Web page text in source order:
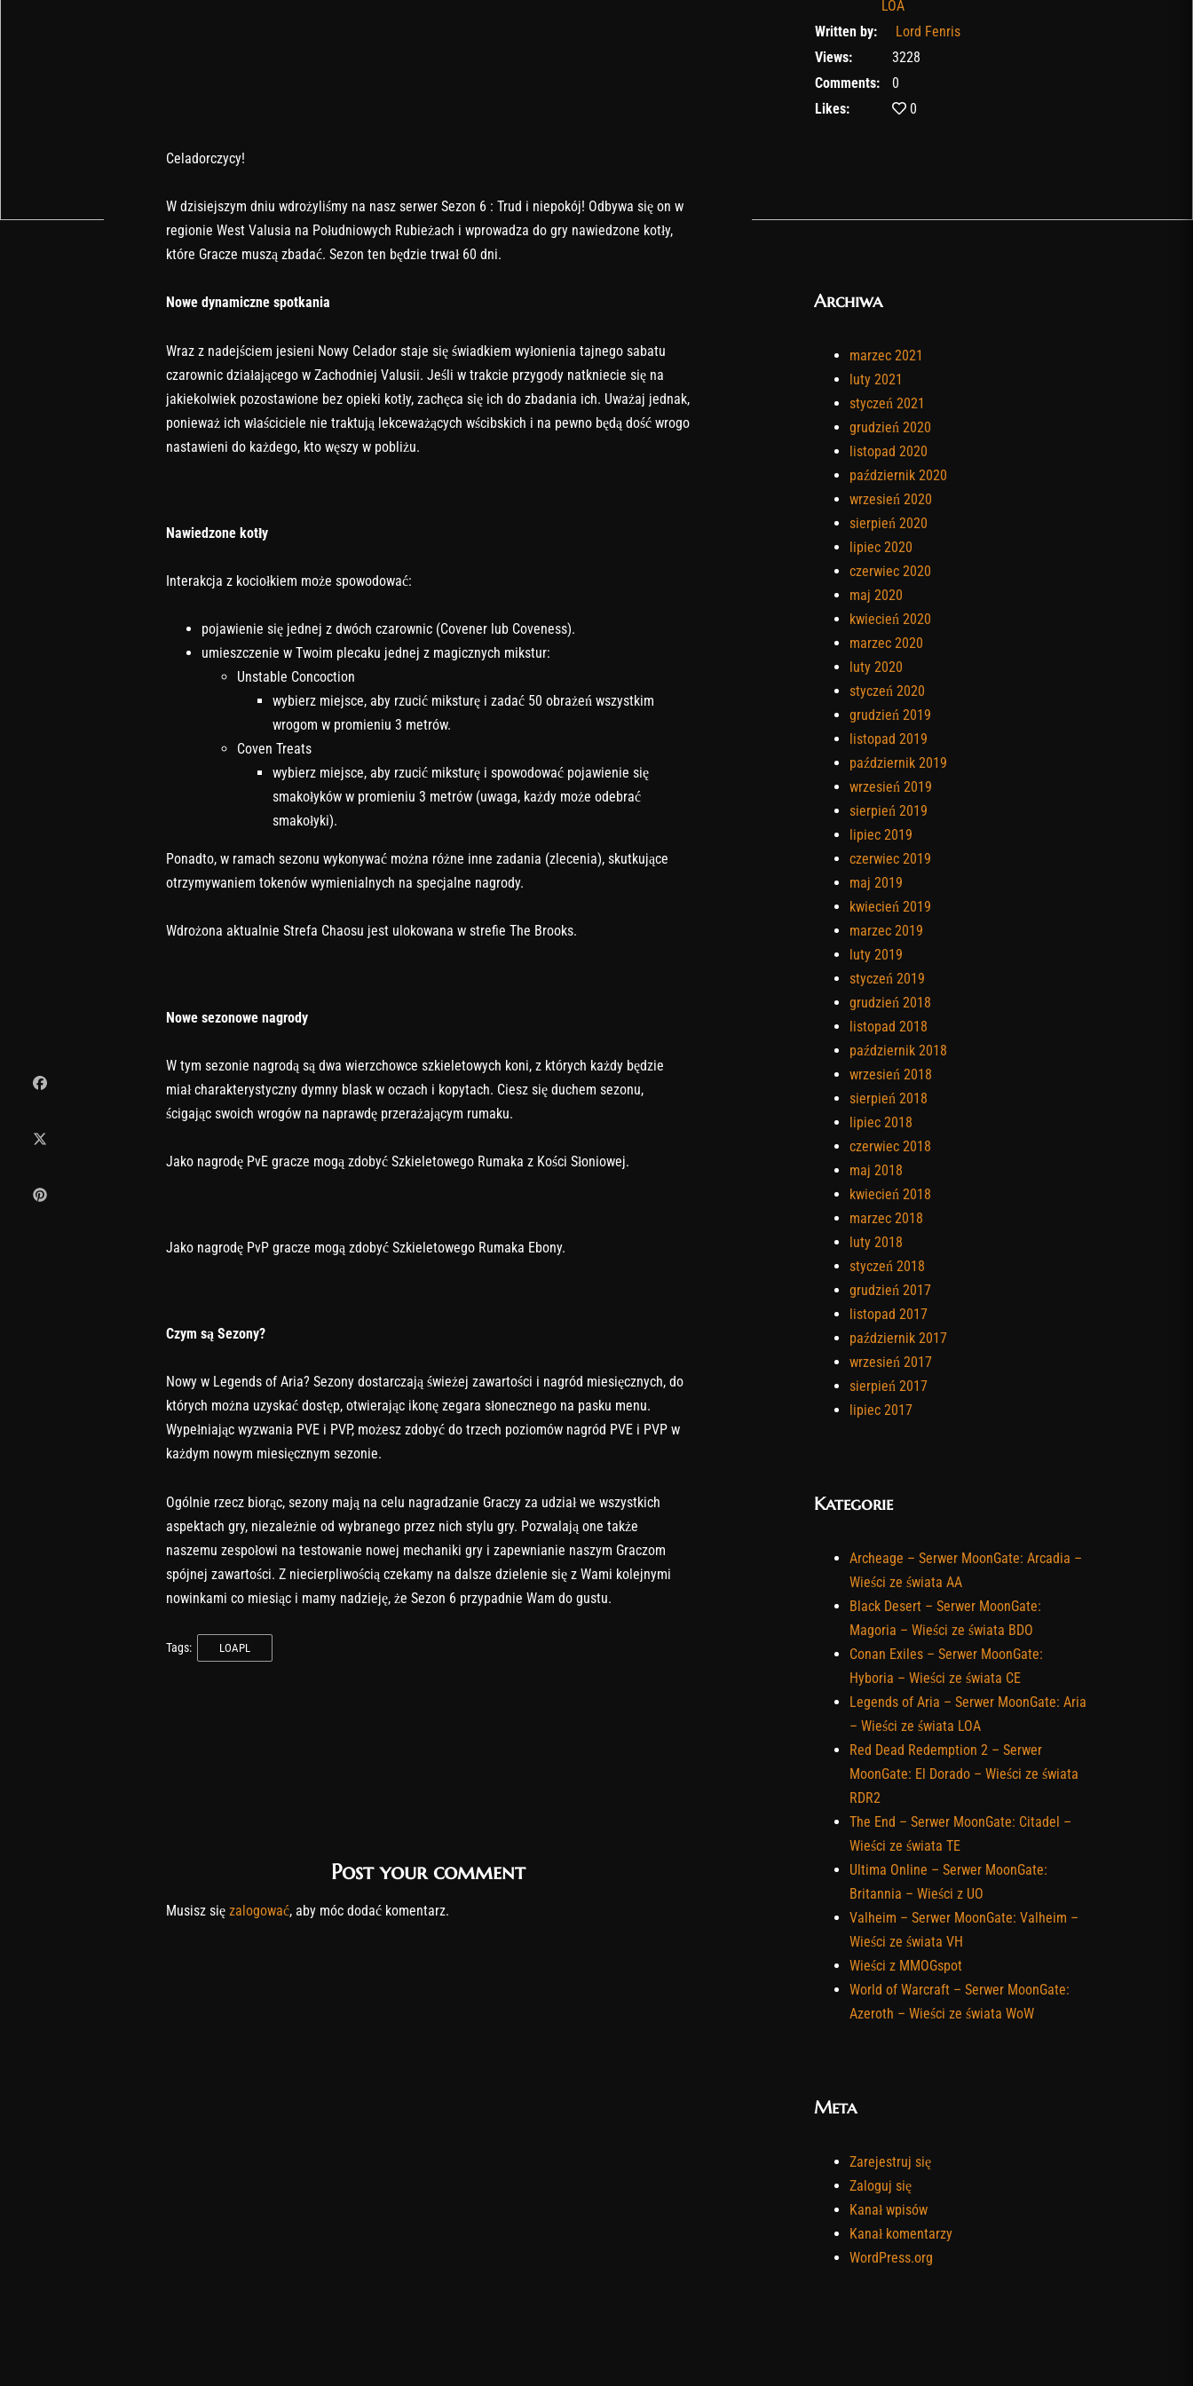
LOA
Written by:
Lord Fenris
Views:
3228
Comments:
0
Likes:
0
Celadorczycy!
W dzisiejszym dniu wdrożyliśmy na nasz serwer Sezon 6 : Trud i niepokój! Odbywa się on w
regionie West Valusia na Południowych Rubieżach i wprowadza do gry nawiedzone kotły,
które Gracze muszą zbadać. Sezon ten będzie trwał 60 dni.
Nowe dynamiczne spotkania
Wraz z nadejściem jesieni Nowy Celador staje się świadkiem wyłonienia tajnego sabatu
czarownic działającego w Zachodniej Valusii. Jeśli w trakcie przygody natkniecie się na
jakiekolwiek pozostawione bez opieki kotły, zachęca się ich do zbadania ich. Uważaj jednak,
ponieważ ich właściciele nie traktują lekceważących wścibskich i na pewno będą dość wrogo
nastawieni do każdego, kto węszy w pobliżu.
Nawiedzone kotły
Interakcja z kociołkiem może spowodować:
pojawienie się jednej z dwóch czarownic (Covener lub Coveness).
umieszczenie w Twoim plecaku jednej z magicznych mikstur:
Unstable Concoction
wybierz miejsce, aby rzucić miksturę i zadać 50 obrażeń wszystkim
wrogom w promieniu 3 metrów.
Coven Treats
wybierz miejsce, aby rzucić miksturę i spowodować pojawienie się
smakołyków w promieniu 3 metrów (uwaga, każdy może odebrać
smakołyki).
Ponadto, w ramach sezonu wykonywać można różne inne zadania (zlecenia), skutkujące
otrzymywaniem tokenów wymienialnych na specjalne nagrody.
Wdrożona aktualnie Strefa Chaosu jest ulokowana w strefie The Brooks.
Nowe sezonowe nagrody
W tym sezonie nagrodą są dwa wierzchowce szkieletowych koni, z których każdy będzie
miał charakterystyczny dymny blask w oczach i kopytach. Ciesz się duchem sezonu,
ścigając swoich wrogów na naprawdę przerażającym rumaku.
Jako nagrodę PvE gracze mogą zdobyć Szkieletowego Rumaka z Kości Słoniowej.
Jako nagrodę PvP gracze mogą zdobyć Szkieletowego Rumaka Ebony.
Czym są Sezony?
Nowy w Legends of Aria? Sezony dostarczają świeżej zawartości i nagród miesięcznych, do
których można uzyskać dostęp, otwierając ikonę zegara słonecznego na pasku menu.
Wypełniając wyzwania PVE i PVP, możesz zdobyć do trzech poziomów nagród PVE i PVP w
każdym nowym miesięcznym sezonie.
Ogólnie rzecz biorąc, sezony mają na celu nagradzanie Graczy za udział we wszystkich
aspektach gry, niezależnie od wybranego przez nich stylu gry. Pozwalają one także
naszemu zespołowi na testowanie nowej mechaniki gry i zapewnianie naszym Graczom
spójnej zawartości. Z niecierpliwością czekamy na dalsze dzielenie się z Wami kolejnymi
nowinkami co miesiąc i mamy nadzieję, że Sezon 6 przypadnie Wam do gustu.
Tags: LOAPL
Post your comment
Musisz się zalogować, aby móc dodać komentarz.
Archiwa
marzec 2021
luty 2021
styczeń 2021
grudzień 2020
listopad 2020
październik 2020
wrzesień 2020
sierpień 2020
lipiec 2020
czerwiec 2020
maj 2020
kwiecień 2020
marzec 2020
luty 2020
styczeń 2020
grudzień 2019
listopad 2019
październik 2019
wrzesień 2019
sierpień 2019
lipiec 2019
czerwiec 2019
maj 2019
kwiecień 2019
marzec 2019
luty 2019
styczeń 2019
grudzień 2018
listopad 2018
październik 2018
wrzesień 2018
sierpień 2018
lipiec 2018
czerwiec 2018
maj 2018
kwiecień 2018
marzec 2018
luty 2018
styczeń 2018
grudzień 2017
listopad 2017
październik 2017
wrzesień 2017
sierpień 2017
lipiec 2017
Kategorie
Archeage – Serwer MoonGate: Arcadia –
Wieści ze świata AA
Black Desert – Serwer MoonGate:
Magoria – Wieści ze świata BDO
Conan Exiles – Serwer MoonGate:
Hyboria – Wieści ze świata CE
Legends of Aria – Serwer MoonGate: Aria
– Wieści ze świata LOA
Red Dead Redemption 2 – Serwer
MoonGate: El Dorado – Wieści ze świata
RDR2
The End – Serwer MoonGate: Citadel –
Wieści ze świata TE
Ultima Online – Serwer MoonGate:
Britannia – Wieści z UO
Valheim – Serwer MoonGate: Valheim –
Wieści ze świata VH
Wieści z MMOGspot
World of Warcraft – Serwer MoonGate:
Azeroth – Wieści ze świata WoW
Meta
Zarejestruj się
Zaloguj się
Kanał wpisów
Kanał komentarzy
WordPress.org